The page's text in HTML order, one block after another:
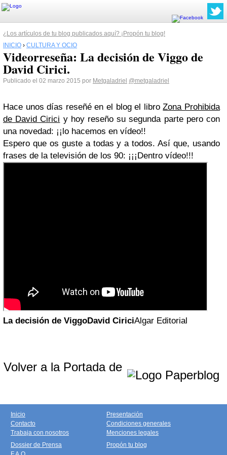
¿Los artículos de tu blog publicados aquí? ¡Propón tu blog!
INICIO › CULTURA Y OCIO
Videorreseña: La decisión de Viggo de
David Cirici.
Publicado el 02 marzo 2015 por Metgaladriel @metgaladriel
Hace unos días reseñé en el blog el libroZona Prohibida
de David Cirici y hoy reseño su segunda parte pero con
una novedad: ¡¡lo hacemos en vídeo!!
Espero que os guste a todas y a todos. Así que, usando
frases de la televisión de los 90: ¡¡¡Dentro vídeo!!!
La decisión de ViggoDavid CiriciAlgar Editorial
Volver a la Portada de
Inicio
Contacto
Trabaja con nosotros
Presentación
Condiciones generales
Menciones legales
Dossier de Prensa
Propón tu blog